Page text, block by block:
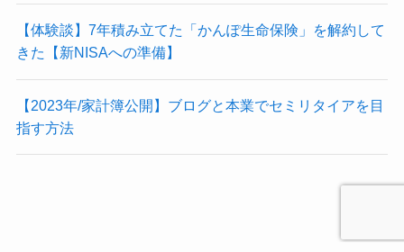
【体験談】7年積み立てた「かんぽ生命保険」を解約して
きた【新NISAへの準備】
【2023年/家計簿公開】ブログと本業でセミリタイアを目
指す方法